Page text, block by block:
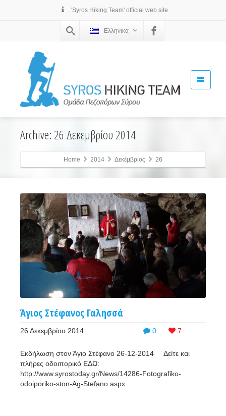
'Syros Hiking Team' official web site
Ελληνικα
Archive: 26 Δεκεμβρίου 2014
Home 2014 Δεκέμβριος 26
Άγιος Στέφανος Γαλησσά
0 7
26 Δεκεμβρίου 2014
Εκδήλωση στον Άγιο Στέφανο 26-12-2014 Δείτε και
πλήρες οδοιπορικό ΕΔΩ:
http://www.syrostoday.gr/News/14286-Fotografiko-
odoiporiko-ston-Ag-Stefano.aspx